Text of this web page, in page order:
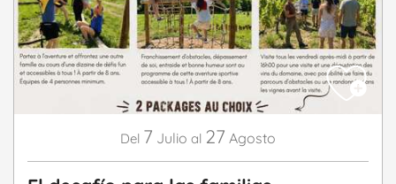
Del 7 Julio al 27 Agosto